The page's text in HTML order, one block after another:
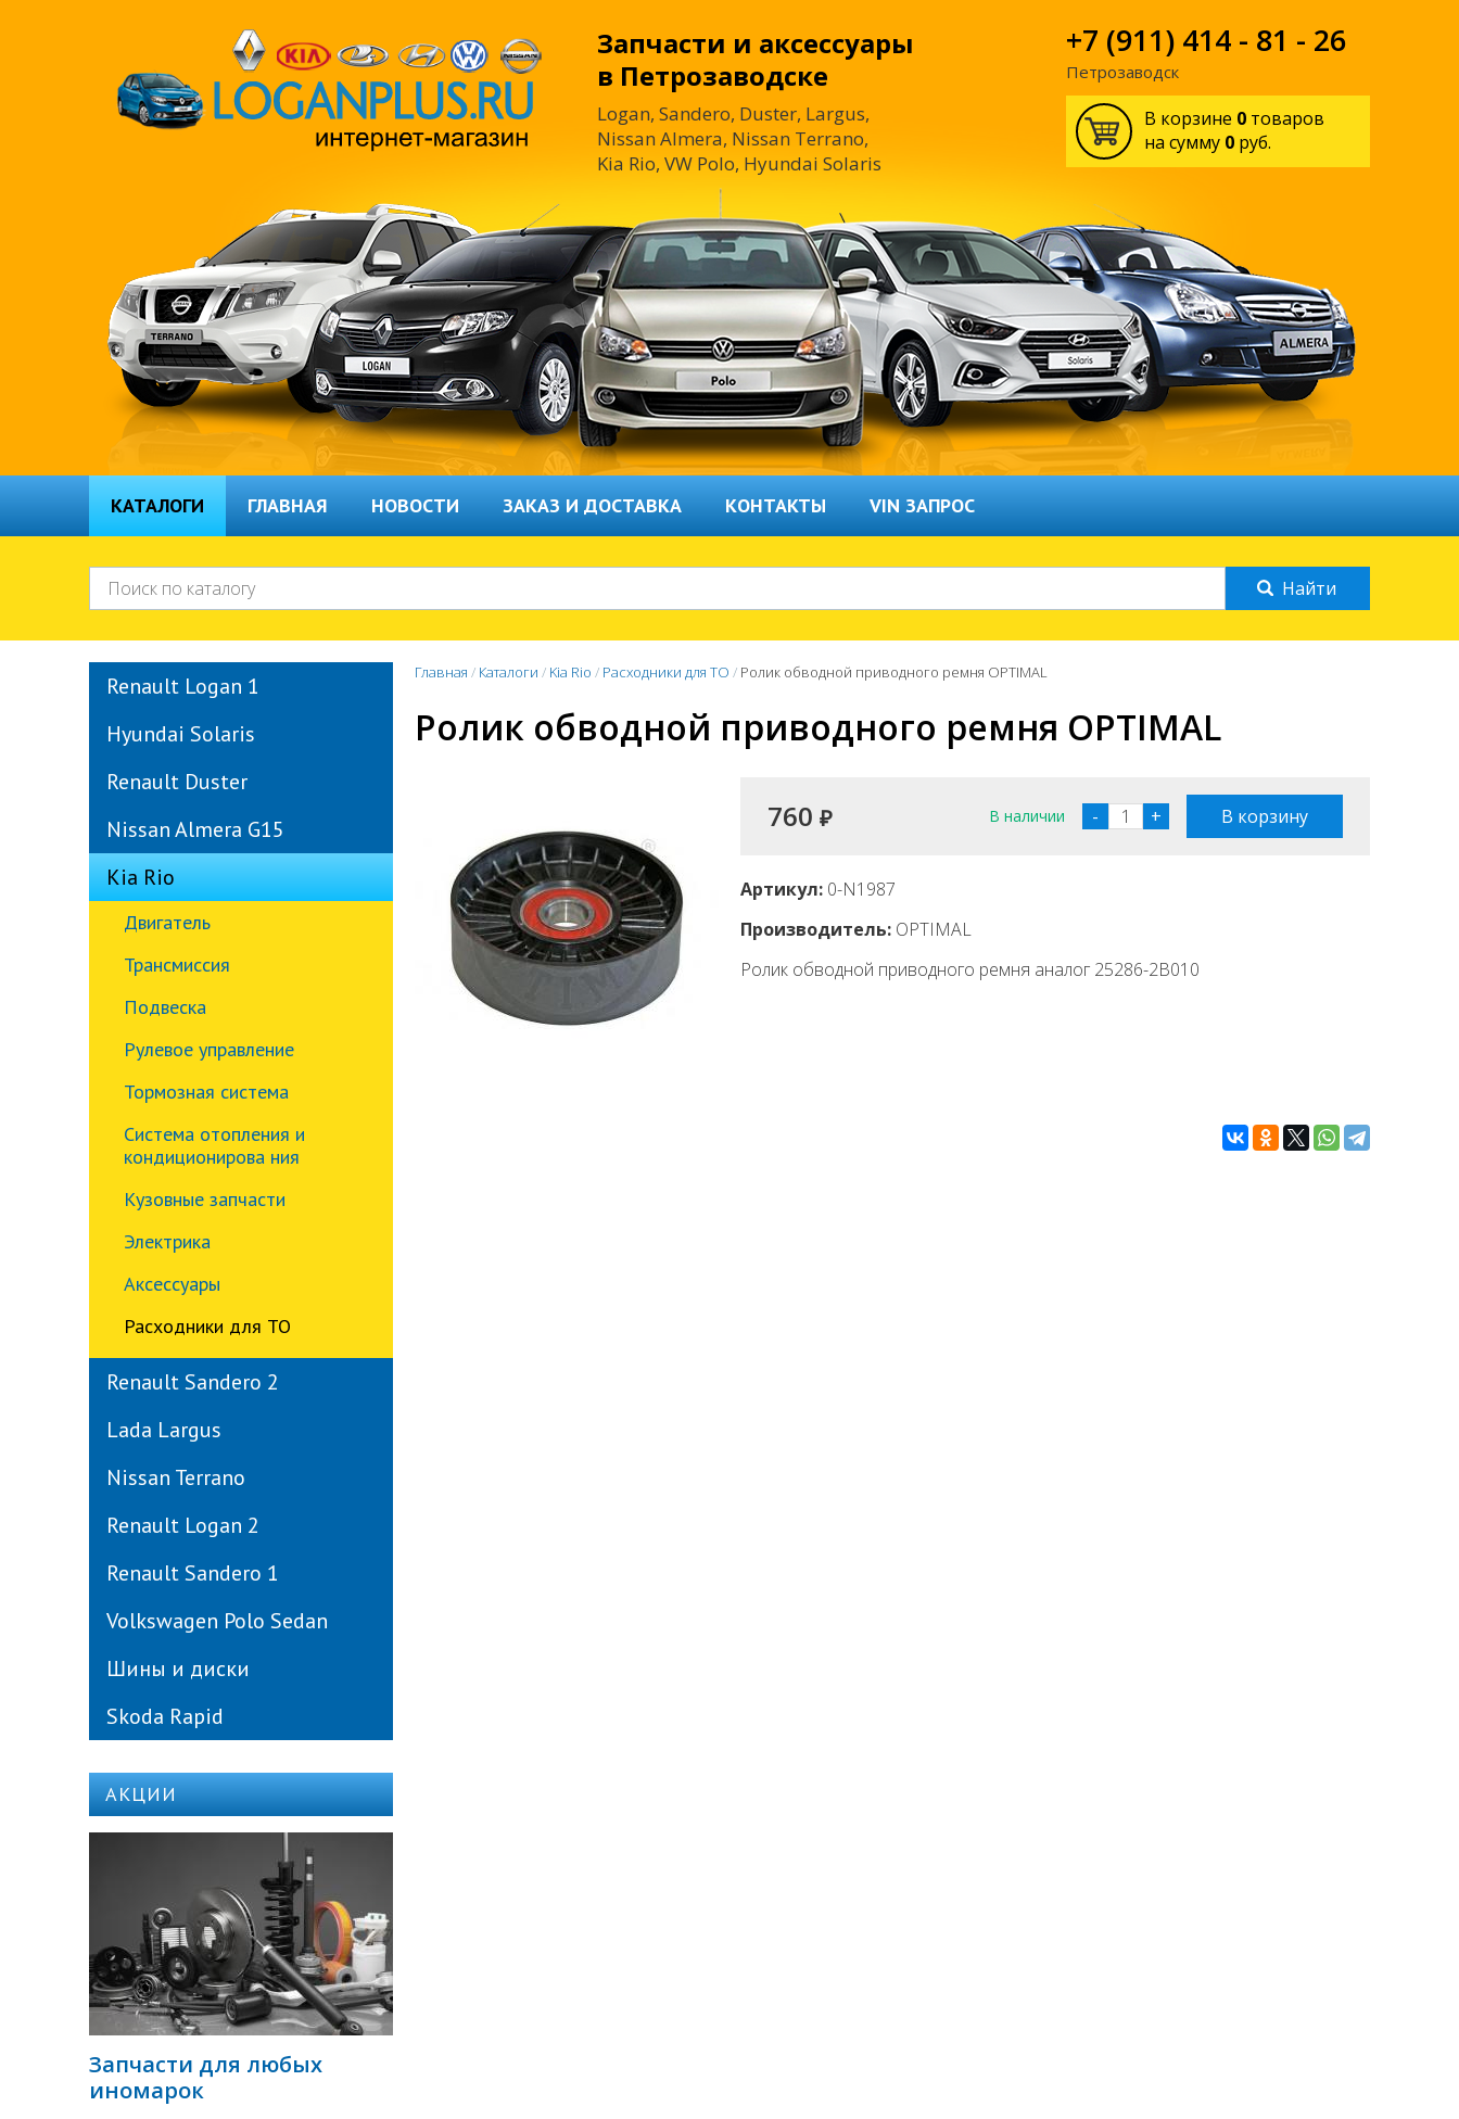
Запчасти и аксессуары
в Петрозаводске
Logan, Sandero, Duster, Largus,
Nissan Almera, Nissan Terrano,
Kia Rio, VW Polo, Hyundai Solaris
+7 (911) 414 - 81 - 26
Петрозаводск
В корзине 0 товаров
на сумму 0 руб.
КАТАЛОГИ ГЛАВНАЯ НОВОСТИ ЗАКАЗ И ДОСТАВКА КОНТАКТЫ VIN ЗАПРОС
Renault Logan 1
Hyundai Solaris
Renault Duster
Nissan Almera G15
Kia Rio
Двигатель
Трансмиссия
Подвеска
Рулевое управление
Тормозная система
Система отопления и
кондиционирова ния
Кузовные запчасти
Электрика
Аксессуары
Расходники для ТО
Renault Sandero 2
Lada Largus
Nissan Terrano
Renault Logan 2
Renault Sandero 1
Volkswagen Polo Sedan
Шины и диски
Skoda Rapid
АКЦИИ
Запчасти для любых
иномарок
Главная / Каталоги / Kia Rio / Расходники для ТО / Ролик обводной приводного ремня OPTIMAL
Ролик обводной приводного ремня OPTIMAL
760 ₽ В наличии - +
Артикул: 0-N1987
Производитель: OPTIMAL
Ролик обводной приводного ремня аналог 25286-2B010